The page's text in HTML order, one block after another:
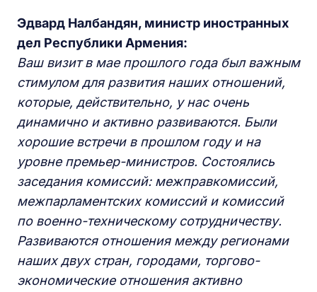
Эдвард Налбандян, министр иностранных
дел Республики Армения:
Ваш визит в мае прошлого года был важным
стимулом для развития наших отношений,
которые, действительно, у нас очень
динамично и активно развиваются. Были
хорошие встречи в прошлом году и на
уровне премьер-министров. Состоялись
заседания комиссий: межправкомиссий,
межпарламентских комиссий и комиссий
по военно-техническому сотрудничеству.
Развиваются отношения между регионами
наших двух стран, городами, торгово-
экономические отношения активно